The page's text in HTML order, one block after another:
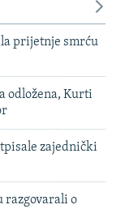
prijetnje smrću
odložena, Kurti
zajednički
razgovarali o